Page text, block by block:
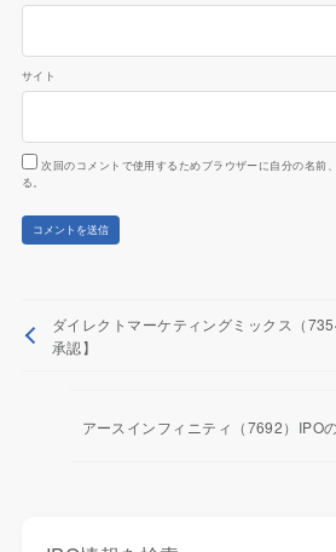
サイト
次回のコメントで使用するためブラウザーに自分の名前
る。
ダイレクトマーケティングミックス（
承認】
アースインフィニティ（7692）IPO